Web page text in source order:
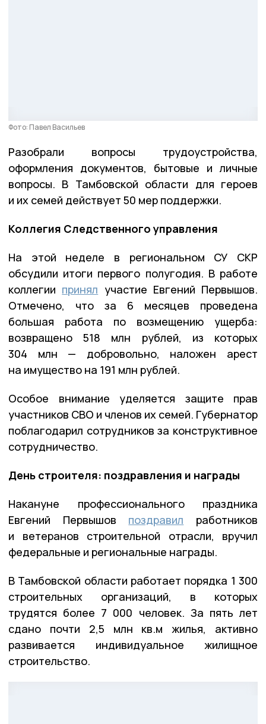
Фото: Павел Васильев
Разобрали вопросы трудоустройства,
оформления документов, бытовые и личные
вопросы. В Тамбовской области для героев
и их семей действует 50 мер поддержки.
Коллегия Следственного управления
На этой неделе в региональном СУ СКР
обсудили итоги первого полугодия. В работе
коллегии принял участие Евгений Первышов.
Отмечено, что за 6 месяцев проведена
большая работа по возмещению ущерба:
возвращено 518 млн рублей, из которых
304 млн — добровольно, наложен арест
на имущество на 191 млн рублей.
Особое внимание уделяется защите прав
участников СВО и членов их семей. Губернатор
поблагодарил сотрудников за конструктивное
сотрудничество.
День строителя: поздравления и награды
Накануне профессионального праздника
Евгений Первышов поздравил работников
и ветеранов строительной отрасли, вручил
федеральные и региональные награды.
В Тамбовской области работает порядка 1 300
строительных организаций, в которых
трудятся более 7 000 человек. За пять лет
сдано почти 2,5 млн кв.м жилья, активно
развивается индивидуальное жилищное
строительство.